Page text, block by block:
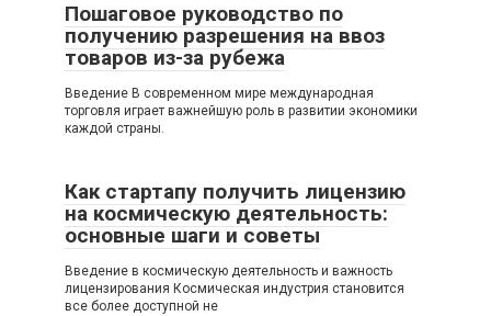
Пошаговое руководство по
получению разрешения на ввоз
товаров из-за рубежа
Введение В современном мире международная
торговля играет важнейшую роль в развитии экономики
каждой страны.
Как стартапу получить лицензию
на космическую деятельность:
основные шаги и советы
Введение в космическую деятельность и важность
лицензирования Космическая индустрия становится
все более доступной не